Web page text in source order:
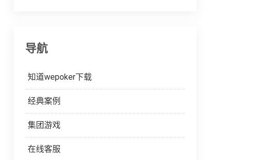
导航
知道wepoker下载
经典案例
集团游戏
在线客服